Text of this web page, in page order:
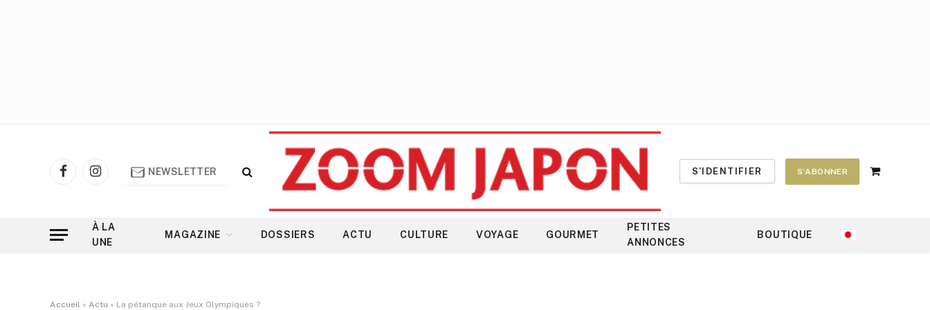
FacebookInstagram
NEWSLETTER S'IDENTIFIER S'ABONNER
Shopping
À LA
UNE
MAGAZINE DOSSIERS ACTU CULTURE VOYAGE GOURMET
PETITES
ANNONCES
BOUTIQUE
Accueil » Actu » La pétanque aux Jeux Olympiques ?